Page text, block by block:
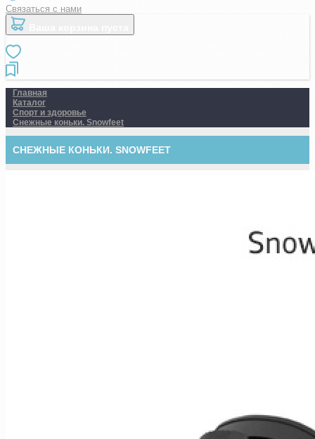
Связаться с нами
Главная
Каталог
Спорт и здоровье
Снежные коньки. Snowfeet
СНЕЖНЫЕ КОНЬКИ. SNOWFEET